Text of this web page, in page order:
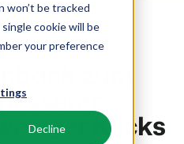
won’t be tracked
cookie will be
your preference
DeclineChannels.
und Weinfässer.
zum
Klicks